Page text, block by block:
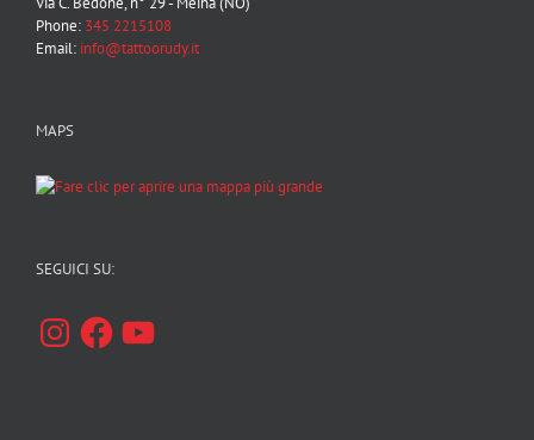
Phone: 345 2215108
Email: info@tattoorudy.it
MAPS
SEGUICI SU:
InstagramFacebookYouTube